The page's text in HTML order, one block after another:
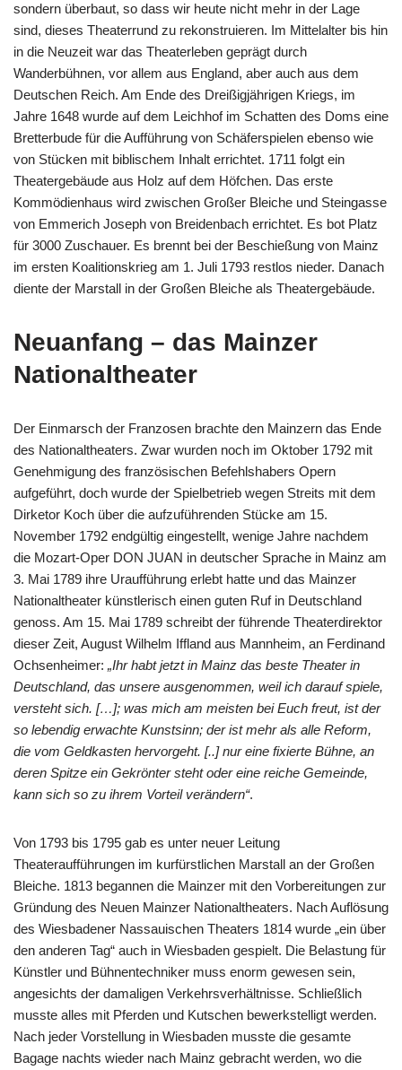
sondern überbaut, so dass wir heute nicht mehr in der Lage
sind, dieses Theaterrund zu rekonstruieren. Im Mittelalter bis hin
in die Neuzeit war das Theaterleben geprägt durch
Wanderbühnen, vor allem aus England, aber auch aus dem
Deutschen Reich. Am Ende des Dreißigjährigen Kriegs, im
Jahre 1648 wurde auf dem Leichhof im Schatten des Doms eine
Bretterbude für die Aufführung von Schäferspielen ebenso wie
von Stücken mit biblischem Inhalt errichtet. 1711 folgt ein
Theatergebäude aus Holz auf dem Höfchen. Das erste
Kommödienhaus wird zwischen Großer Bleiche und Steingasse
von Emmerich Joseph von Breidenbach errichtet. Es bot Platz
für 3000 Zuschauer. Es brennt bei der Beschießung von Mainz
im ersten Koalitionskrieg am 1. Juli 1793 restlos nieder. Danach
diente der Marstall in der Großen Bleiche als Theatergebäude.
Neuanfang – das Mainzer
Nationaltheater
Der Einmarsch der Franzosen brachte den Mainzern das Ende
des Nationaltheaters. Zwar wurden noch im Oktober 1792 mit
Genehmigung des französischen Befehlshabers Opern
aufgeführt, doch wurde der Spielbetrieb wegen Streits mit dem
Dirketor Koch über die aufzuführenden Stücke am 15.
November 1792 endgültig eingestellt, wenige Jahre nachdem
die Mozart-Oper DON JUAN in deutscher Sprache in Mainz am
3. Mai 1789 ihre Uraufführung erlebt hatte und das Mainzer
Nationaltheater künstlerisch einen guten Ruf in Deutschland
genoss. Am 15. Mai 1789 schreibt der führende Theaterdirektor
dieser Zeit, August Wilhelm Iffland aus Mannheim, an Ferdinand
Ochsenheimer: „Ihr habt jetzt in Mainz das beste Theater in
Deutschland, das unsere ausgenommen, weil ich darauf spiele,
versteht sich. […]; was mich am meisten bei Euch freut, ist der
so lebendig erwachte Kunstsinn; der ist mehr als alle Reform,
die vom Geldkasten hervorgeht. [..] nur eine fixierte Bühne, an
deren Spitze ein Gekrönter steht oder eine reiche Gemeinde,
kann sich so zu ihrem Vorteil verändern“.
Von 1793 bis 1795 gab es unter neuer Leitung
Theateraufführungen im kurfürstlichen Marstall an der Großen
Bleiche. 1813 begannen die Mainzer mit den Vorbereitungen zur
Gründung des Neuen Mainzer Nationaltheaters. Nach Auflösung
des Wiesbadener Nassauischen Theaters 1814 wurde „ein über
den anderen Tag“ auch in Wiesbaden gespielt. Die Belastung für
Künstler und Bühnentechniker muss enorm gewesen sein,
angesichts der damaligen Verkehrsverhältnisse. Schließlich
musste alles mit Pferden und Kutschen bewerkstelligt werden.
Nach jeder Vorstellung in Wiesbaden musste die gesamte
Bagage nachts wieder nach Mainz gebracht werden, wo die